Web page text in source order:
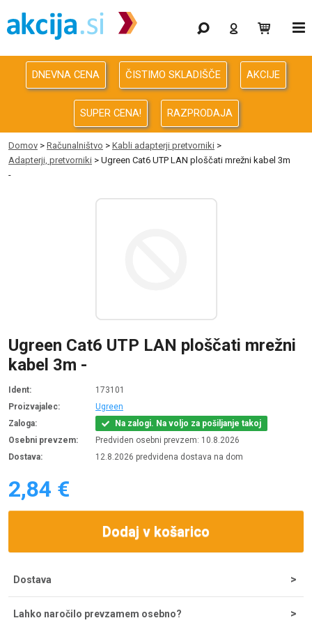
Gaming
Odprodaja
Računalništvo
Računalništvo za podjetja
Avdio Video Foto
DNEVNA CENA ČISTIMO SKLADIŠČE AKCIJE
SUPER CENA! RAZPRODAJA
Domov > Računalništvo > Kabli adapterji pretvorniki >
Adapterji, pretvorniki > Ugreen Cat6 UTP LAN ploščati mrežni kabel 3m
-
Ugreen Cat6 UTP LAN ploščati mrežni
kabel 3m -
Ident:
173101
Proizvajalec:
Ugreen
Zaloga:
Na zalogi. Na voljo za pošiljanje takoj
Osebni prevzem:
Predviden osebni prevzem: 10.8.2026
Dostava:
12.8.2026 predvidena dostava na dom
2,84 €
Dodaj v košarico
Dostava
zneskom je dostava brezplačna. Ob potrditvi odpreme iz
Lahko naročilo prevzamem osebno?